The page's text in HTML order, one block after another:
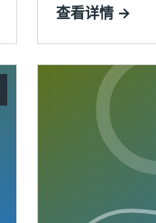
查看详情 →